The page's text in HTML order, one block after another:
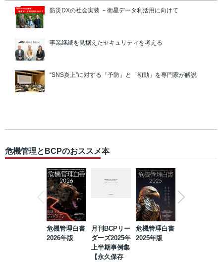
防災DXの社会実装 －衛星データ利活用に向けて
事業継続を見据えたセキュリティを考える
“SNS炎上”に対する「予防」と「初動」を専門家が解説
危機管理とBCPのおススメ本
危機管理白書
2026年版
月刊BCPリー
ダーズ2025年
上半期事例集
【永久保存
危機管理白書
2025年版